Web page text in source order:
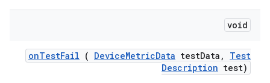
void
onTestFail ( DeviceMetricData testData ,
Test
Description test)